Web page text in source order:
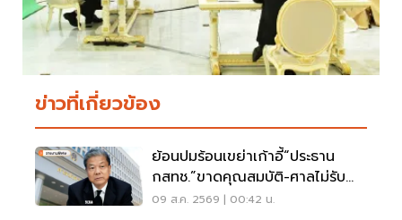
ข่าวที่เกี่ยวข้อง
ย้อนปมร้อนเขย่าเก้าอี้“ประธาน
กสทช.”ขาดคุณสมบัติ-ศาลไม่รับคำ
ฟ้อง
09 ส.ค. 2569 | 00:42 น.